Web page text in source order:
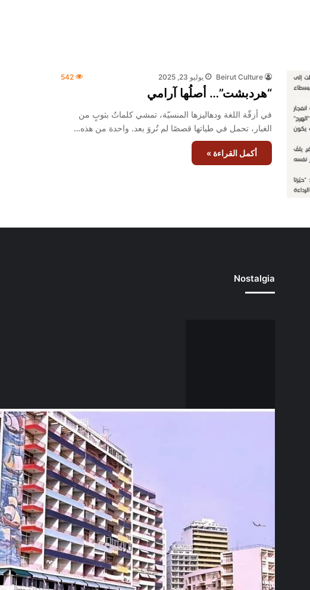
Beirut Culture يوليو 23, 2025 542
“هردبشت”… أصلُها آرامي
في أزقّة اللغة ودهاليزها المنسيّة، تمشي كلماتٌ بثوبٍ من
الغبار، تحمل في طياتها قصصًا لم تُروَ بعد. واحدة من هذه…
أكمل القراءة »
Nostalgia